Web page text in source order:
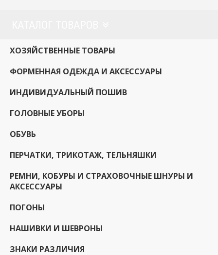
ХОЗЯЙСТВЕННЫЕ ТОВАРЫ
ФОРМЕННАЯ ОДЕЖДА И АКСЕССУАРЫ
ИНДИВИДУАЛЬНЫЙ ПОШИВ
ГОЛОВНЫЕ УБОРЫ
ОБУВЬ
ПЕРЧАТКИ, ТРИКОТАЖ, ТЕЛЬНЯШКИ
РЕМНИ, КОБУРЫ И СТРАХОВОЧНЫЕ ШНУРЫ И
АКСЕССУАРЫ
ПОГОНЫ
НАШИВКИ И ШЕВРОНЫ
ЗНАКИ РАЗЛИЧИЯ